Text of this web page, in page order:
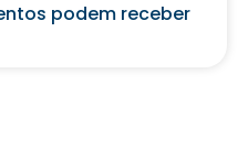
podem receber